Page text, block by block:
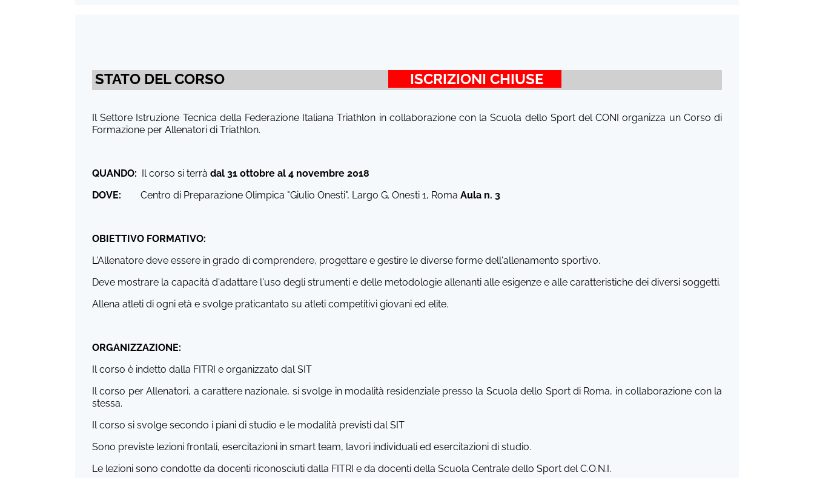
STATO DEL CORSO ISCRIZIONI CHIUSE
Il Settore Istruzione Tecnica della Federazione Italiana Triathlon in collaborazione con la Scuola dello Sport del CONI organizza un Corso di
Formazione per Allenatori di Triathlon.
QUANDO: Il corso si terrà dal 31 ottobre al 4 novembre 2018
DOVE: Centro di Preparazione Olimpica "Giulio Onesti", Largo G. Onesti 1, Roma Aula n. 3
OBIETTIVO FORMATIVO:
L'Allenatore deve essere in grado di comprendere, progettare e gestire le diverse forme dell'allenamento sportivo.
Deve mostrare la capacità d'adattare l'uso degli strumenti e delle metodologie allenanti alle esigenze e alle caratteristiche dei diversi soggetti.
Allena atleti di ogni età e svolge praticantato su atleti competitivi giovani ed elite.
ORGANIZZAZIONE:
Il corso è indetto dalla FITRI e organizzato dal SIT
Il corso per Allenatori, a carattere nazionale, si svolge in modalità residenziale presso la Scuola dello Sport di Roma, in collaborazione con la
stessa.
Il corso si svolge secondo i piani di studio e le modalità previsti dal SIT
Sono previste lezioni frontali, esercitazioni in smart team, lavori individuali ed esercitazioni di studio.
Le lezioni sono condotte da docenti riconosciuti dalla FITRI e da docenti della Scuola Centrale dello Sport del C.O.N.I.